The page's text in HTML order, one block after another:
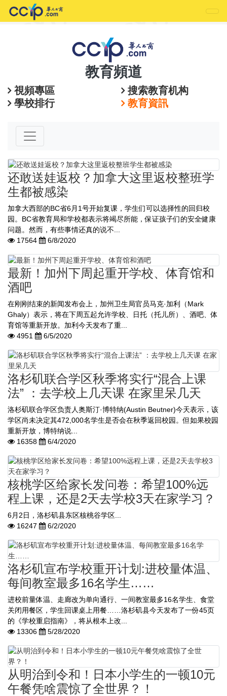
教育頻道
視頻專區
搜索教育机构
學校排行
教育資訊
还敢送娃返校？加拿大这里返校整班学
生都被感染
加拿大西部的BC省6月1号开始复课，学生们可以选择性的回归校
园。BC省教育局和学校都表示将竭尽所能，保证孩子们的安全健康
问题。然而，有些事情还真的说不...
17564
6/8/2020
最新！加州下周起重开学校、体育馆和
酒吧
在刚刚结束的新闻发布会上，加州卫生局官员马克·加利（Mark
Ghaly）表示，将在下周五起允许学校、日托（托儿所）、酒吧、体
育馆等重新开放。加利今天发布了重...
4951
6/5/2020
洛杉矶联合学区秋季将实行“混合上课
法” ：去学校上几天课 在家里呆几天
洛杉矶联合学区负责人奥斯汀·博特纳(Austin Beutner)今天表示，该
学区尚未决定其472,000名学生是否会在秋季返回校园。但如果校园
重新开放，博特纳说...
16358
6/4/2020
核桃学区给家长发问卷：希望100%远
程上课，还是2天去学校3天在家学习？
6月2日，洛杉矶县东区核桃谷学区...
16247
6/2/2020
洛杉矶宣布学校重开计划:进校量体温、
每间教室最多16名学生……
进校前量体温、走廊改为单向通行、一间教室最多16名学生、食堂
关闭用餐区，学生回课桌上用餐……洛杉矶县今天发布了一份45页
的《学校重启指南》，将从根本上改...
13306
5/28/2020
从明治到令和！日本小学生的一顿10元
午餐凭啥震惊了全世界？！